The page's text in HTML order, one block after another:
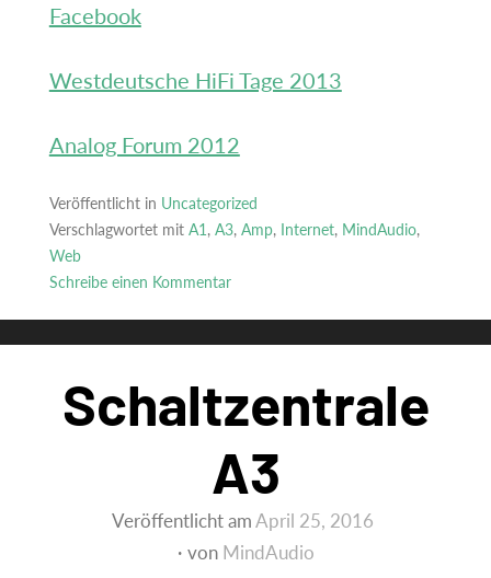
Facebook
Westdeutsche HiFi Tage 2013
Analog Forum 2012
Veröffentlicht in Uncategorized
Verschlagwortet mit A1, A3, Amp, Internet, MindAudio,
Web
Schreibe einen Kommentar
Web
Schaltzentrale
A3
Veröffentlicht amApril 25, 2016
von MindAudio